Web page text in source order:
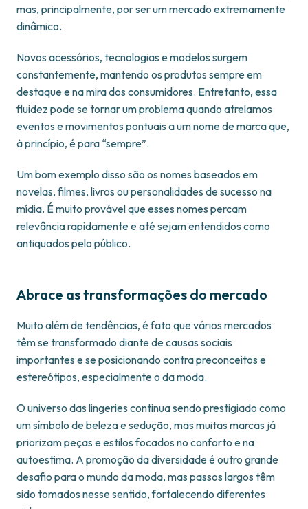
mas, principalmente, por ser um mercado extremamente
dinâmico.
Novos acessórios, tecnologias e modelos surgem
constantemente, mantendo os produtos sempre em
destaque e na mira dos consumidores. Entretanto, essa
fluidez pode se tornar um problema quando atrelamos
eventos e movimentos pontuais a um nome de marca que,
à princípio, é para “sempre”.
Um bom exemplo disso são os nomes baseados em
novelas, filmes, livros ou personalidades de sucesso na
mídia. É muito provável que esses nomes percam
relevância rapidamente e até sejam entendidos como
antiquados pelo público.
Abrace as transformações do mercado
Muito além de tendências, é fato que vários mercados
têm se transformado diante de causas sociais
importantes e se posicionando contra preconceitos e
estereótipos, especialmente o da moda.
O universo das lingeries continua sendo prestigiado como
um símbolo de beleza e sedução, mas muitas marcas já
priorizam peças e estilos focados no conforto e na
autoestima. A promoção da diversidade é outro grande
desafio para o mundo da moda, mas passos largos têm
sido tomados nesse sentido, fortalecendo diferentes